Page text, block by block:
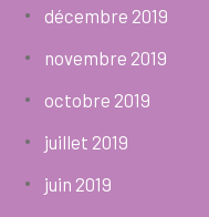
décembre 2019
novembre 2019
octobre 2019
juillet 2019
juin 2019